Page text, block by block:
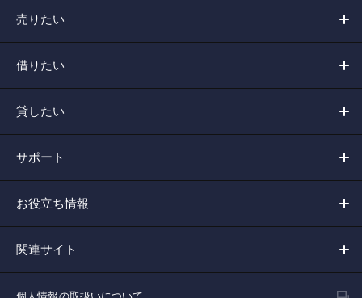
売りたい
借りたい
貸したい
サポート
お役立ち情報
関連サイト